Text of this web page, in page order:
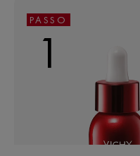
PASSO
1